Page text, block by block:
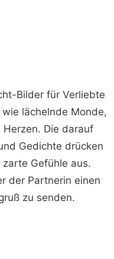
Bilder für Verliebte
lächelnde Monde,
Die darauf
Gedichte drücken
Gefühle aus.
der Partnerin einen
zu senden.